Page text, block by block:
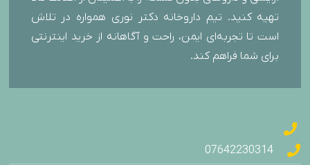
تهیه کنید. تیم داروخانه دکتر نوری همواره در تلاش
است تا تجربه‌ای ایمن، راحت و آگاهانه از خرید اینترنتی
برای شما فراهم کند.
07642230314